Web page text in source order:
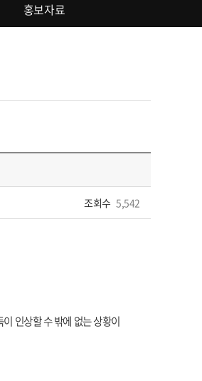
홍보자료
조회수 5,542
인상할 수 밖에 없는 상황이